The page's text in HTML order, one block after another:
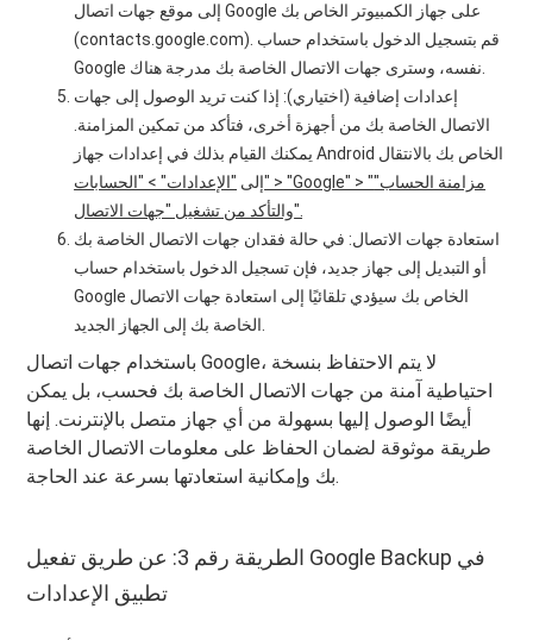
إلى موقع جهات اتصال Google على جهاز الكمبيوتر الخاص بك
(contacts.google.com). قم بتسجيل الدخول باستخدام حساب
إعدادات إضافية (اختياري): إذا كنت تريد الوصول إلى جهات
الاتصال الخاصة بك من أجهزة أخرى، فتأكد من تمكين المزامنة.
يمكنك القيام بذلك في إعدادات جهاز Android الخاص بك بالانتقال
إلى "الإعدادات" > "الحسابات" > "Google" > "مزامنة الحساب"
والتأكد من تشغيل "جهات الاتصال".
استعادة جهات الاتصال: في حالة فقدان جهات الاتصال الخاصة بك
أو التبديل إلى جهاز جديد، فإن تسجيل الدخول باستخدام حساب
Google الخاص بك سيؤدي تلقائيًا إلى استعادة جهات الاتصال
باستخدام جهات اتصال Google، لا يتم الاحتفاظ بنسخة
احتياطية آمنة من جهات الاتصال الخاصة بك فحسب، بل يمكن
أيضًا الوصول إليها بسهولة من أي جهاز متصل بالإنترنت. إنها
طريقة موثوقة لضمان الحفاظ على معلومات الاتصال الخاصة
بك وإمكانية استعادتها بسرعة عند الحاجة.
الطريقة رقم 3: عن طريق تفعيل Google Backup في
تطبيق الإعدادات